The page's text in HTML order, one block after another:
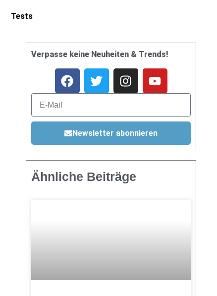
Tests
Verpasse keine Neuheiten & Trends!
Newsletter abonnieren
Ähnliche Beiträge